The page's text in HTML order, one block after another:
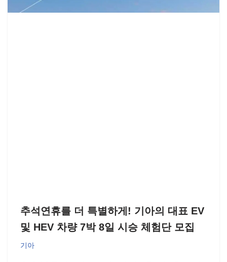
추석연휴를 더 특별하게! 기아의 대표 EV
및 HEV 차량 7박 8일 시승 체험단 모집
기아